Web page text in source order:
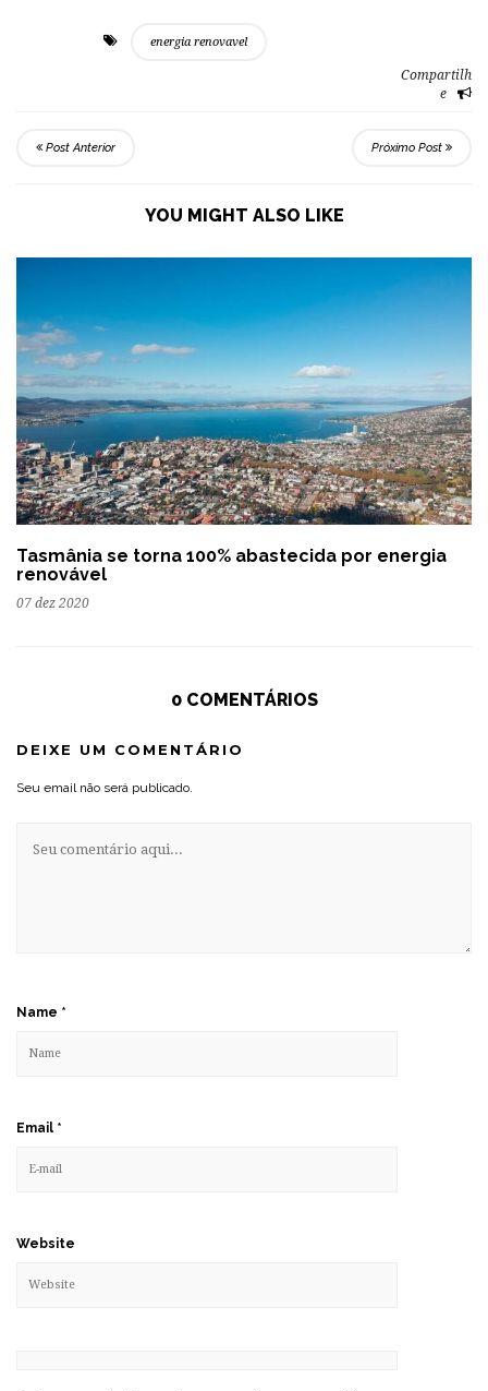
energia renovavel
Compartilh
e
Post Anterior Próximo Post
YOU MIGHT ALSO LIKE
Tasmânia se torna 100% abastecida por energia
renovável
07 dez 2020
0 COMENTÁRIOS
DEIXE UM COMENTÁRIO
Seu email não será publicado.
Name *
Email *
Website